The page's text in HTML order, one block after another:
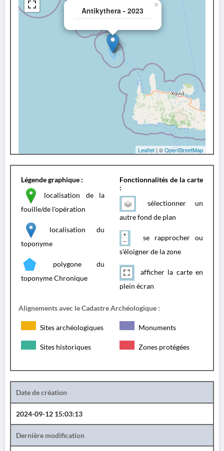
Antikythera - 2023
×
Leaflet | ©OpenStreetMap
Légende graphique :
localisation de la
fouille/de l'opération
localisation du
toponyme
polygone du
toponyme Chronique
Fonctionnalités de la carte
:
sélectionner un
autre fond de plan
se rapprocher ou
s'éloigner de la zone
afficher la carte en
plein écran
Alignements avec le Cadastre Archéologique :
Sites archéologiques Monuments
Sites historiques Zones protégées
Date de création
2024-09-12 15:03:13
Dernière modification